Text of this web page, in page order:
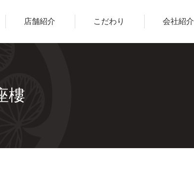
店舗紹介 こだわり 会社紹介
樓